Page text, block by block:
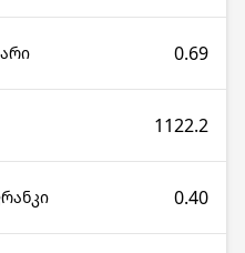
0.69
1122.2
0.40